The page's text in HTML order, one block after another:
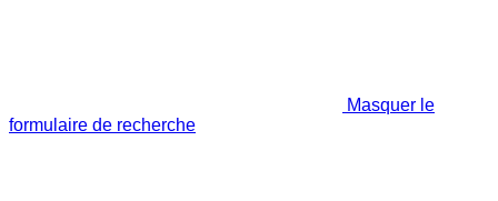
Masquer le
formulaire de recherche